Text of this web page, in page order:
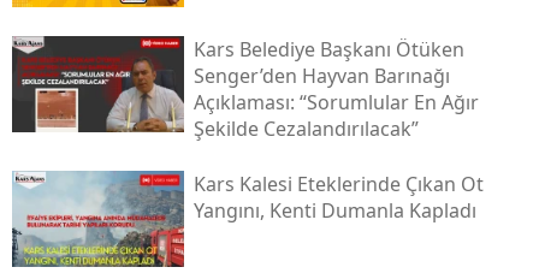
Kars Belediye Başkanı Ötüken
Senger’den Hayvan Barınağı
Açıklaması: “sorumlular En Ağır
Şekilde Cezalandırılacak”
Kars Kalesi Eteklerinde Çıkan Ot
Yangını, Kenti Dumanla Kapladı